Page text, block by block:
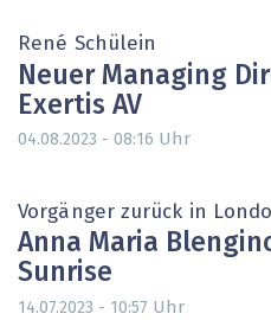
René Schülein
Neuer Managing
Exertis AV
04.08.2023 - 08:16 Uhr
Vorgänger zurück in
Anna Maria
Sunrise
14.07.2023 - 10:57 Uhr